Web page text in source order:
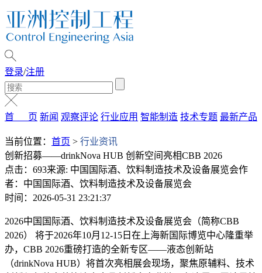
登录/注册
首 页 新闻 观察评论 行业应用 智能制造 技术专题 最新产品
当前位置： 首页 > 行业资讯
创新招募——drinkNova HUB 创新空间亮相CBB 2026
点击：693来源: 中国国际酒、饮料制造技术及设备展览会作
者：中国国际酒、饮料制造技术及设备展览会
时间：2026-05-31 23:21:37
2026中国国际酒、饮料制造技术及设备展览会（简称CBB
2026） 将于2026年10月12-15日在上海新国际博览中心隆重举
办，CBB 2026重磅打造的全新专区——液态创新站
（drinkNova HUB）将首次亮相展会现场，聚焦原辅料、技术